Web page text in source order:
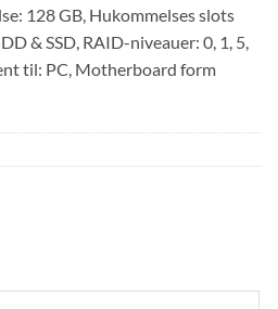
128 GB, Hukommelses slots
& SSD, RAID-niveauer: 0, 1, 5,
til: PC, Motherboard form